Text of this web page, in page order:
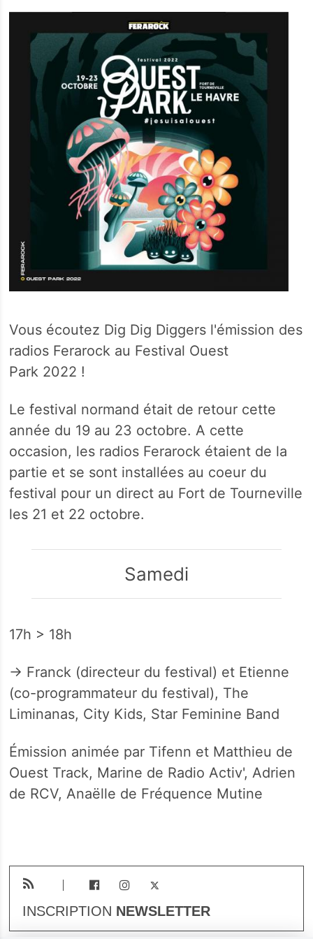
Vous écoutez Dig Dig Diggers l'émission des
radios Ferarock au Festival Ouest
Park 2022 !
Le festival normand était de retour cette
année du 19 au 23 octobre. A cette
occasion, les radios Ferarock étaient de la
partie et se sont installées au coeur du
festival pour un direct au Fort de Tourneville
les 21 et 22 octobre.
Samedi
17h > 18h
→ Franck (directeur du festival) et Etienne
(co-programmateur du festival), The
Liminanas, City Kids, Star Feminine Band
Émission animée par Tifenn et Matthieu de
Ouest Track, Marine de Radio Activ', Adrien
de RCV, Anaëlle de Fréquence Mutine
INSCRIPTION NEWSLETTER